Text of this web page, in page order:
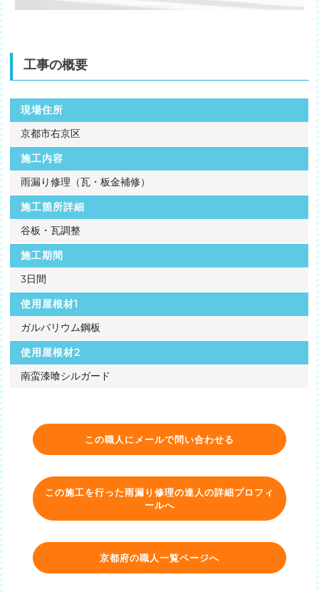
工事の概要
現場住所
京都市右京区
施工内容
雨漏り修理（瓦・板金補修）
施工箇所詳細
谷板・瓦調整
施工期間
3日間
使用屋根材1
ガルバリウム鋼板
使用屋根材2
南蛮漆喰シルガード
この職人にメールで問い合わせる
この施工を行った雨漏り修理の達人の詳細プロフィ
ールへ
京都府の職人一覧ページへ